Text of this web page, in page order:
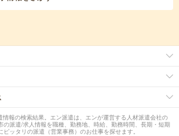
報の検索結果。エン派遣は、エンが運営する人材派遣会社の
の派遣/求人情報を職種、勤務地、時給、勤務時間、長期・短期
ッタリの派遣（営業事務）のお仕事を探せます。